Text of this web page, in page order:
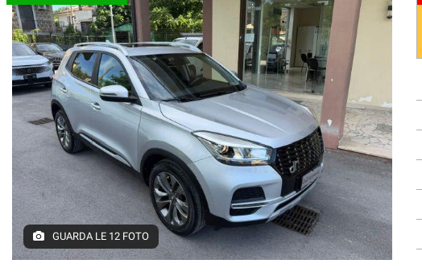
AREA COMMERCIANTI
GUARDA LE 12 FOTO